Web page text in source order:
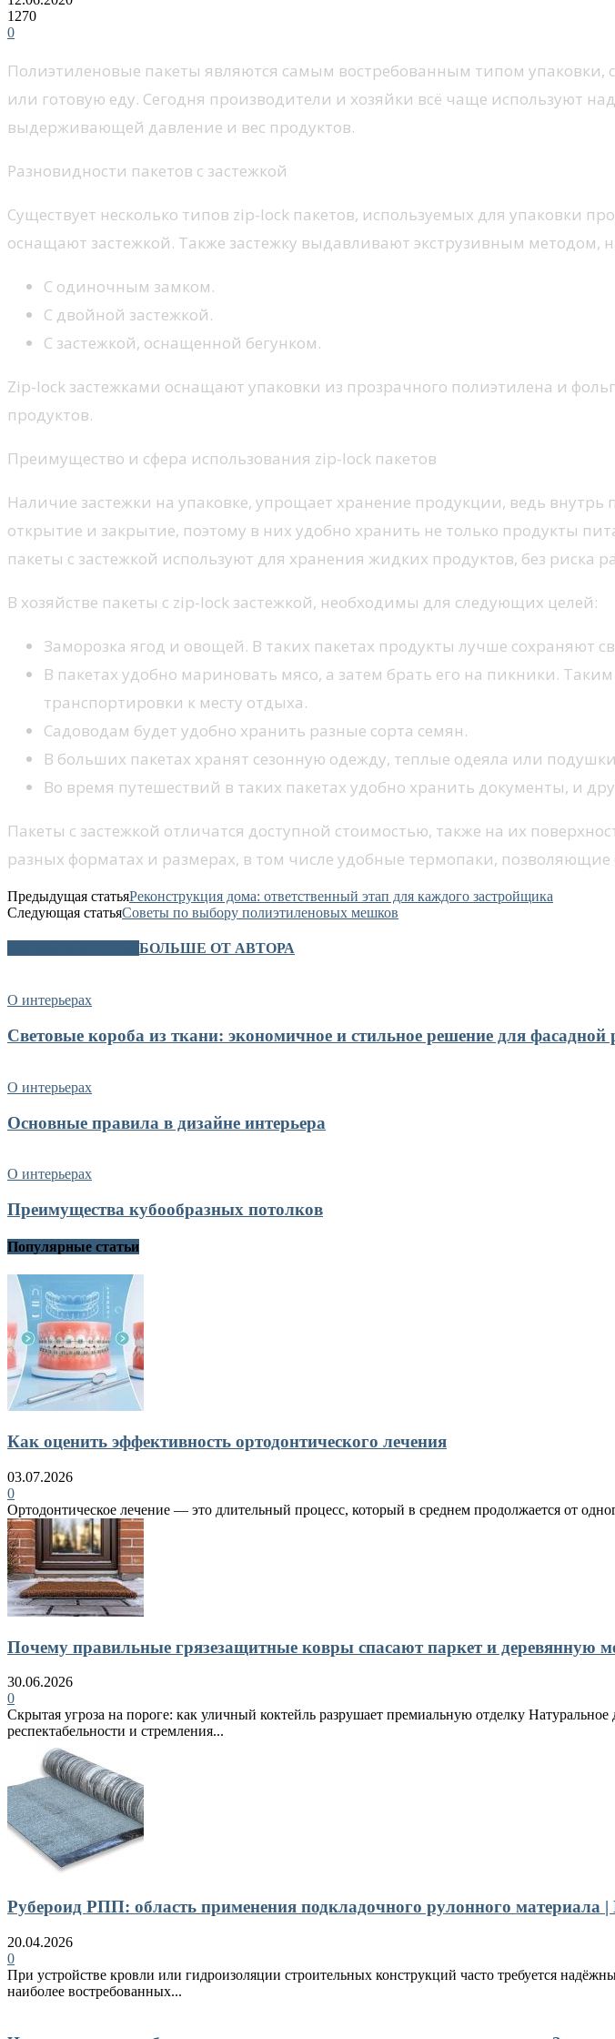
1270
0
Полиэтиленовые пакеты являются самым востребованным типом
или готовую еду. Сегодня производители и хозяйки всё чаще используют
выдерживающей давление и вес продуктов.
Разновидности пакетов с застежкой
Существует несколько типов zip-lock пакетов, используемых для упаковки
оснащают застежкой. Также застежку выдавливают экструзивным методом,
С одиночным замком.
С двойной застежкой.
С застежкой, оснащенной бегунком.
Zip-lock застежками оснащают упаковки из прозрачного полиэтилена и
продуктов.
Преимущество и сфера использования zip-lock пакетов
Наличие застежки на упаковке, упрощает хранение продукции, ведь
открытие и закрытие, поэтому в них удобно хранить не только продукты
пакеты с застежкой используют для хранения жидких продуктов, без риска
В хозяйстве пакеты с zip-lock застежкой, необходимы для следующих целей:
Заморозка ягод и овощей. В таких пакетах продукты лучше сохраняют
В пакетах удобно мариновать мясо, а затем брать его на пикники.
транспортировки к месту отдыха.
Садоводам будет удобно хранить разные сорта семян.
В больших пакетах хранят сезонную одежду, теплые одеяла или
Во время путешествий в таких пакетах удобно хранить документы, и
Пакеты с застежкой отличатся доступной стоимостью, также на их
разных форматах и размерах, в том числе удобные термопаки,
Предыдущая статьяРеконструкция дома: ответственный этап для каждого застройщика
Следующая статьяСоветы по выбору полиэтиленовых мешков
БОЛЬШЕ ОТ АВТОРА
О интерьерах
Световые короба из ткани: экономичное и стильное решение для
О интерьерах
Основные правила в дизайне интерьера
О интерьерах
Преимущества кубообразных потолков
Популярные статьи
Как оценить эффективность ортодонтического лечения
03.07.2026
0
Ортодонтическое лечение — это длительный процесс, который в среднем продолжается от
Почему правильные грязезащитные ковры спасают паркет и деревянную
30.06.2026
0
Скрытая угроза на пороге: как уличный коктейль разрушает премиальную отделку
респектабельности и стремления...
Рубероид РПП: область применения подкладочного рулонного материала
20.04.2026
0
При устройстве кровли или гидроизоляции строительных конструкций часто требуется
наиболее востребованных...